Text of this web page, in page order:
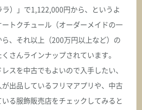
）」で1,122,000円から、というよ
トクチュール（オーダーメイドの一
、それ以上（200万円以上など）の
さんラインナップされています。
スを中古でもよいので入手したい、
出品しているフリマアプリや、中古
る服飾販売店をチェックしてみると